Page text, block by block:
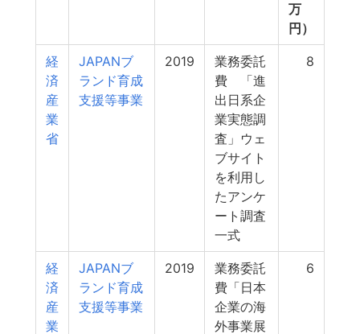
万
円）
経
済
産
業
省
JAPANブ
ランド育成
支援等事業
2019
業務委託
費 「進
出日系企
業実態調
査」ウェ
ブサイト
を利用し
たアンケ
ート調査
一式
8
経
済
産
業
JAPANブ
ランド育成
支援等事業
2019
業務委託
費「日本
企業の海
外事業展
6